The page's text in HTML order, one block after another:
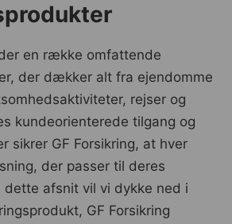
en række omfattende
der dækker alt fra ejendomme
rejser og
kundeorienterede tilgang og
sikrer GF Forsikring, at hver
der passer til deres
dette afsnit vil vi dykke ned i
GF Forsikring